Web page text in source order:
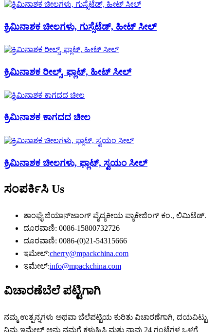
ಕ್ರಿಮಿನಾಶಕ ಚೀಲಗಳು, ಗುಸ್ಸೆಟೆಡ್, ಹೀಟ್ ಸೀಲ್
ಕ್ರಿಮಿನಾಶಕ ರೀಲ್ಸ್, ಫ್ಲಾಟ್, ಹೀಟ್ ಸೀಲ್
ಕ್ರಿಮಿನಾಶಕ ಕಾಗದದ ಚೀಲ
ಕ್ರಿಮಿನಾಶಕ ಚೀಲಗಳು, ಫ್ಲಾಟ್, ಸ್ವಯಂ ಸೀಲ್
ಸಂಪರ್ಕಿಸಿ Us
ಶಾಂಘೈ ಜಿಯಾನ್‌ಜಾಂಗ್ ವೈದ್ಯಕೀಯ ಪ್ಯಾಕೇಜಿಂಗ್ ಕಂ., ಲಿಮಿಟೆಡ್.
ದೂರವಾಣಿ: 0086-15800732726
ದೂರವಾಣಿ: 0086-(0)21-54315666
ಇಮೇಲ್:cherry@mpackchina.com
ಇಮೇಲ್:info@mpackchina.com
ವಿಚಾರಣೆಬೆಲೆ ಪಟ್ಟಿಗಾಗಿ
ನಮ್ಮ ಉತ್ಪನ್ನಗಳು ಅಥವಾ ಬೆಲೆಪಟ್ಟಿಯ ಕುರಿತು ವಿಚಾರಣೆಗಾಗಿ, ದಯವಿಟ್ಟು
ನಿಮ್ಮ ಇಮೇಲ್ ಅನ್ನು ನಮಗೆ ಕಳುಹಿಸಿ ಮತ್ತು ನಾವು 24 ಗಂಟೆಗಳ ಒಳಗೆ